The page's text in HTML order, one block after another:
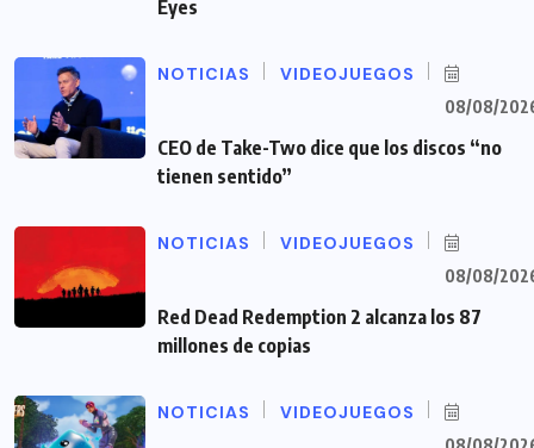
Eyes
NOTICIAS VIDEOJUEGOS
08/08/
CEO de Take-Two dice que los discos “no
tienen sentido”
NOTICIAS VIDEOJUEGOS
08/08/
Red Dead Redemption 2 alcanza los 87
millones de copias
NOTICIAS VIDEOJUEGOS